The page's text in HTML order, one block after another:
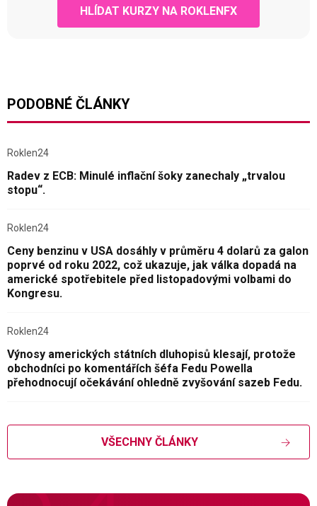
HLÍDAT KURZY NA ROKLENFX
PODOBNÉ ČLÁNKY
Roklen24
Radev z ECB: Minulé inflační šoky zanechaly „trvalou
stopu“.
Roklen24
Ceny benzinu v USA dosáhly v průměru 4 dolarů za galon
poprvé od roku 2022, což ukazuje, jak válka dopadá na
americké spotřebitele před listopadovými volbami do
Kongresu.
Roklen24
Výnosy amerických státních dluhopisů klesají, protože
obchodníci po komentářích šéfa Fedu Powella
přehodnocují očekávání ohledně zvyšování sazeb Fedu.
VŠECHNY ČLÁNKY